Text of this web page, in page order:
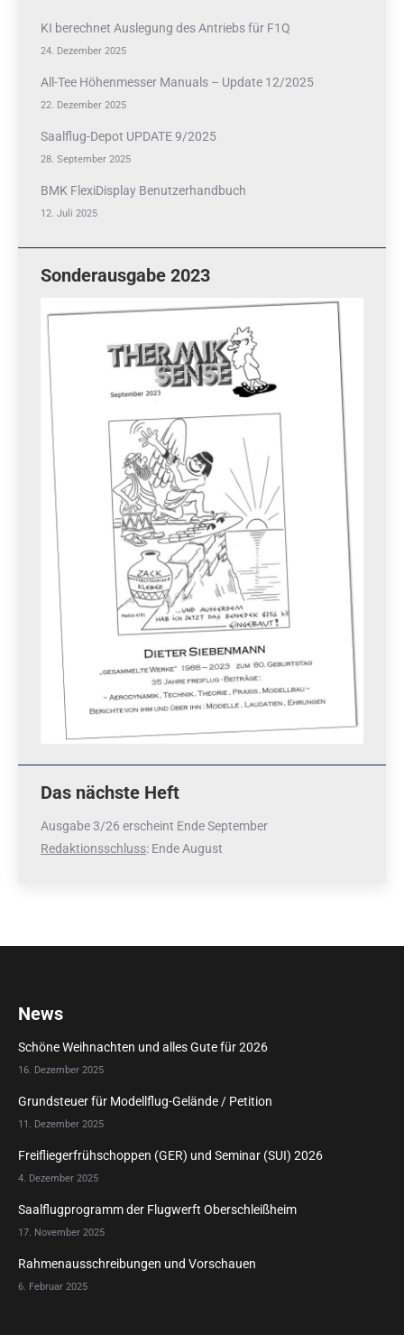
KI berechnet Auslegung des Antriebs für F1Q
24. Dezember 2025
All-Tee Höhenmesser Manuals – Update 12/2025
22. Dezember 2025
Saalflug-Depot UPDATE 9/2025
28. September 2025
BMK FlexiDisplay Benutzerhandbuch
12. Juli 2025
Sonderausgabe 2023
Das nächste Heft
Ausgabe 3/26 erscheint Ende September
Redaktionsschluss: Ende August
News
Schöne Weihnachten und alles Gute für 2026
16. Dezember 2025
Grundsteuer für Modellflug-Gelände / Petition
11. Dezember 2025
Freifliegerfrühschoppen (GER) und Seminar (SUI) 2026
4. Dezember 2025
Saalflugprogramm der Flugwerft Oberschleißheim
17. November 2025
Rahmenausschreibungen und Vorschauen
6. Februar 2025